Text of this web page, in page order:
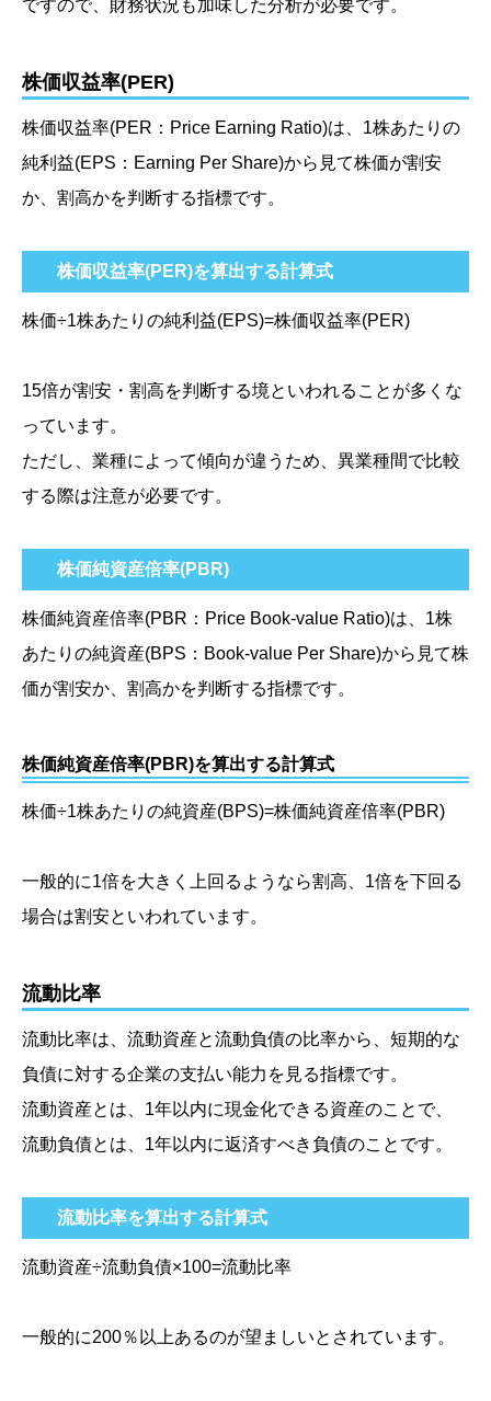
ですので、財務状況も加味した分析が必要です。
株価収益率(PER)
株価収益率(PER：Price Earning Ratio)は、1株あたりの
純利益(EPS：Earning Per Share)から見て株価が割安
か、割高かを判断する指標です。
株価収益率(PER)を算出する計算式
株価÷1株あたりの純利益(EPS)=株価収益率(PER)
15倍が割安・割高を判断する境といわれることが多くな
っています。
ただし、業種によって傾向が違うため、異業種間で比較
する際は注意が必要です。
株価純資産倍率(PBR)
株価純資産倍率(PBR：Price Book-value Ratio)は、1株
あたりの純資産(BPS：Book-value Per Share)から見て株
価が割安か、割高かを判断する指標です。
株価純資産倍率(PBR)を算出する計算式
株価÷1株あたりの純資産(BPS)=株価純資産倍率(PBR)
一般的に1倍を大きく上回るようなら割高、1倍を下回る
場合は割安といわれています。
流動比率
流動比率は、流動資産と流動負債の比率から、短期的な
負債に対する企業の支払い能力を見る指標です。
流動資産とは、1年以内に現金化できる資産のことで、
流動負債とは、1年以内に返済すべき負債のことです。
流動比率を算出する計算式
流動資産÷流動負債×100=流動比率
一般的に200％以上あるのが望ましいとされています。